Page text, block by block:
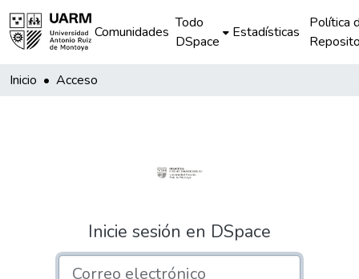
Comunidades
Todo
DSpace
Estadísticas
Política
Inicio Acceso
Inicie sesión en DSpace